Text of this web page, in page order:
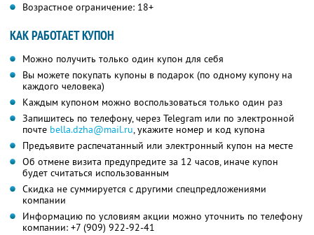
Возрастное ограничение: 18+
КАК РАБОТАЕТ КУПОН
Можно получить только один купон для себя
Вы можете покупать купоны в подарок (по одному купону на
каждого человека)
Каждым купоном можно воспользоваться только один раз
Запишитесь по телефону, через Telegram или по электронной
почте bella.dzha@mail.ru,укажите номер и код купона
Предъявите распечатанный или электронный купон на месте
Об отмене визита предупредите за 12 часов, иначе купон
будет считаться использованным
Скидка не суммируется с другими спецпредложениями
компании
Информацию по условиям акции можно уточнить по телефону
компании: +7 (909) 922-92-41